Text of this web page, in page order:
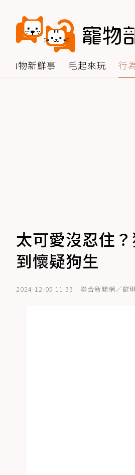
動物新鮮事 毛起來玩 行
太可愛沒忍住
到懷疑狗生
2024-12-05 11:33 聯合新聞網／歐琳